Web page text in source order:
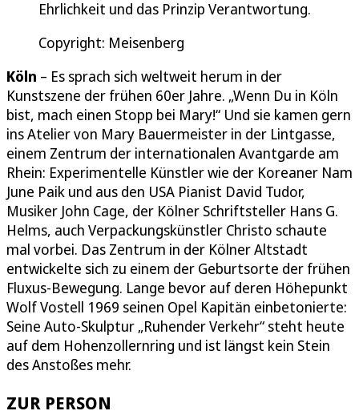
Ehrlichkeit und das Prinzip Verantwortung.
Copyright: Meisenberg
Köln – Es sprach sich weltweit herum in der
Kunstszene der frühen 60er Jahre. „Wenn Du in Köln
bist, mach einen Stopp bei Mary!“ Und sie kamen gern
ins Atelier von Mary Bauermeister in der Lintgasse,
einem Zentrum der internationalen Avantgarde am
Rhein: Experimentelle Künstler wie der Koreaner Nam
June Paik und aus den USA Pianist David Tudor,
Musiker John Cage, der Kölner Schriftsteller Hans G.
Helms, auch Verpackungskünstler Christo schaute
mal vorbei. Das Zentrum in der Kölner Altstadt
entwickelte sich zu einem der Geburtsorte der frühen
Fluxus-Bewegung. Lange bevor auf deren Höhepunkt
Wolf Vostell 1969 seinen Opel Kapitän einbetonierte:
Seine Auto-Skulptur „Ruhender Verkehr“ steht heute
auf dem Hohenzollernring und ist längst kein Stein
des Anstoßes mehr.
ZUR PERSON